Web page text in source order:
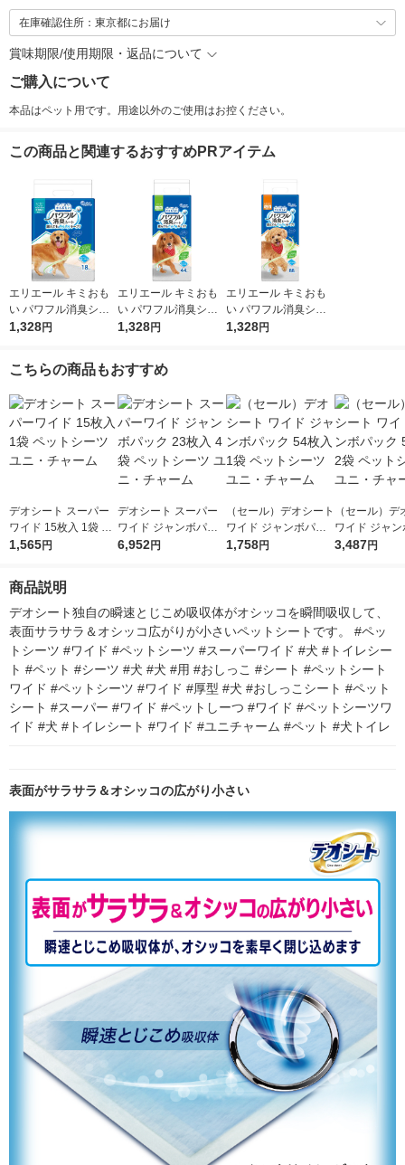
在庫確認住所：東京都にお届け
賞味期限/使用期限・返品について
ご購入について
本品はペット用です。用途以外のご使用はお控ください。
この商品と関連するおすすめPRアイテム
エリエール キミおも
い パワフル消臭シー
ト スーパーワイド 無
1,328円
エリエール キミおも
い パワフル消臭シー
ト ワイド 無香タイプ
1,328円
エリエール キミおも
い パワフル消臭シー
ト レギュラー 無香タ
1,328円
こちらの商品もおすすめ
デオシート スーパー
ワイド 15枚入 1袋 ペ
ットシーツ ユニ・チ
1,565円
デオシート スーパー
ワイド ジャンボパッ
ク 23枚入 4袋 ペット
6,952円
（セール）デオシート
ワイド ジャンボパッ
ク 54枚入 1袋 ペット
1,758円
（セール）デ
ワイド ジャ
ク 54枚入 2袋
3,487円
商品説明
デオシート独自の瞬速とじこめ吸収体がオシッコを瞬間吸収して、
表面サラサラ＆オシッコ広がりが小さいペットシートです。 #ペッ
トシーツ #ワイド #ペットシーツ #スーパーワイド #犬 #トイレシー
ト #ペット #シーツ #犬 #犬 #用 #おしっこ #シート #ペットシート
ワイド #ペットシーツ #ワイド #厚型 #犬 #おしっこシート #ペット
シート #スーパー #ワイド #ペットしーつ #ワイド #ペットシーツワ
イド #犬 #トイレシート #ワイド #ユニチャーム #ペット #犬トイレ
表面がサラサラ＆オシッコの広がり小さい